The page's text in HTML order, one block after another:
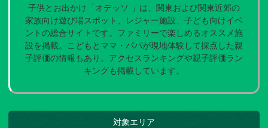
子供とお出かけ「オデッソ 」は、関東および関東近郊の
家族向け遊び場スポット、レジャー施設、子ども向けイベ
ントの総合サイトです。ファミリーで楽しめるオススメ施
設を掲載。こどもとママ・パパが現地体験して採点した親
子評価の情報もあり。アクセスランキングや親子評価ラン
キングも掲載しています。
対象エリア